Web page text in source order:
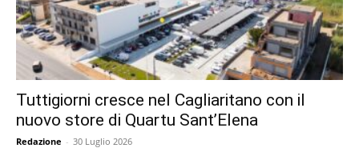
Tuttigiorni cresce nel Cagliaritano con il
nuovo store di Quartu Sant’Elena
Redazione - 30 Luglio 2026